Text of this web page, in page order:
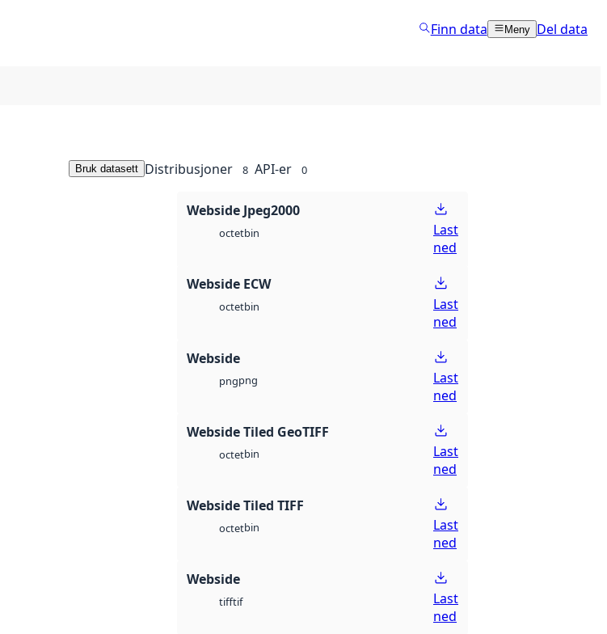
Finn data Meny Del data
Bruk datasett Distribusjoner 8 API-er 0
Webside Jpeg2000
octetbin
Last
ned
Webside ECW
octetbin
Last
ned
Webside
pngpng
Last
ned
Webside Tiled GeoTIFF
octetbin
Last
ned
Webside Tiled TIFF
octetbin
Last
ned
Webside
tifftif
Last
ned